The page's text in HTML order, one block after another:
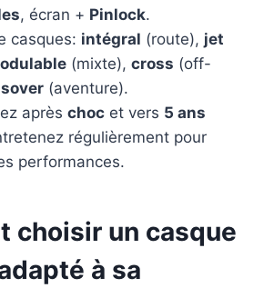
, écran + Pinlock.
casques: intégral (route), jet
(mixte), cross (off-
(aventure).
après choc et vers 5 ans
régulièrement pour
performances.
choisir un casque
à sa